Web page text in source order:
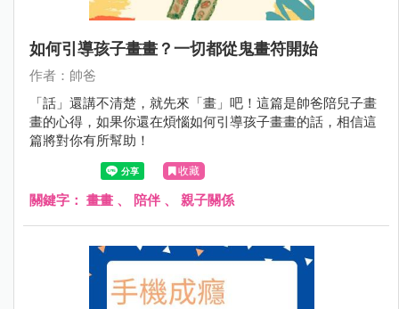
如何引導孩子畫畫？一切都從鬼畫符開始
作者：帥爸
「話」還講不清楚，就先來「畫」吧！這篇是帥爸陪兒子畫
畫的心得，如果你還在煩惱如何引導孩子畫畫的話，相信這
篇將對你有所幫助！
收藏
關鍵字： 畫畫 、 陪伴 、 親子關係